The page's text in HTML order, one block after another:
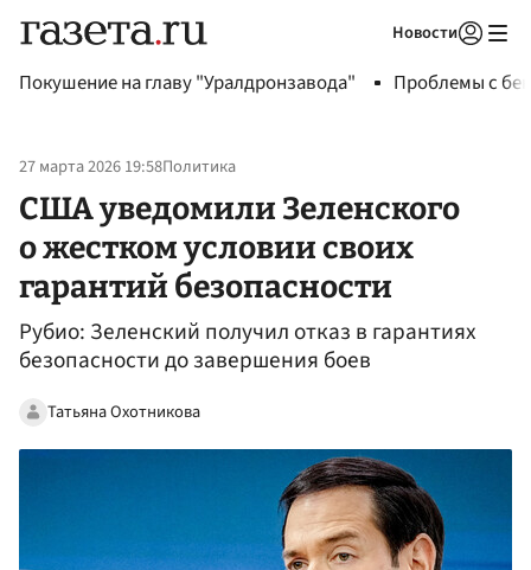
Новости
Покушение на главу "Уралдронзавода" Проблемы с
27 марта 2026 19:58Политика
США уведомили Зеленского
о жестком условии своих
гарантий безопасности
Рубио: Зеленский получил отказ в гарантиях
безопасности до завершения боев
Татьяна Охотникова